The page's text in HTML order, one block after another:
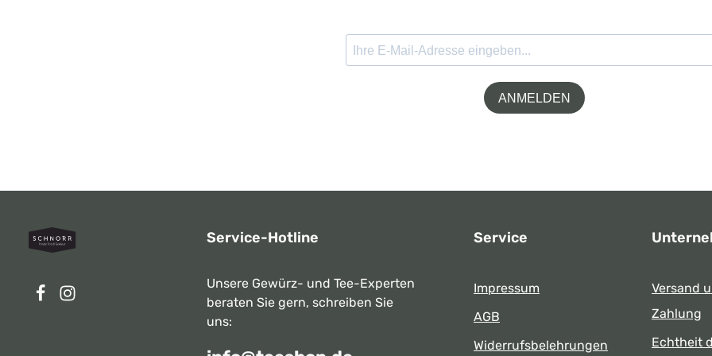
ANMELDEN
Service-Hotline
Unsere Gewürz- und Tee-Experten
beraten Sie gern, schreiben Sie
uns:
Service
Impressum
AGB
Widerrufsbelehrungen
Versand
Zahlung
Echtheit